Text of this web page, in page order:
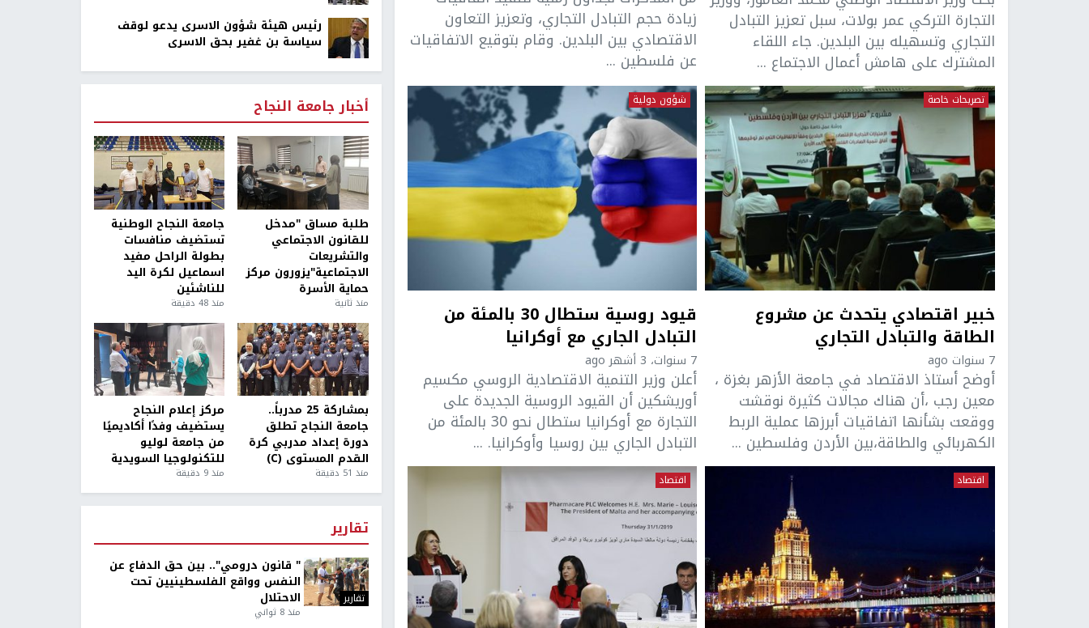
التجارة التركي عمر بولات، سبل تعزيز التبادل
التجاري وتسهيله بين البلدين. جاء اللقاء
المشترك على هامش أعمال الاجتماع ...
زيادة حجم التبادل التجاري، وتعزيز التعاون
الاقتصادي بين البلدين. وقام بتوقيع الاتفاقيات
عن فلسطين ...
تصريحات خاصة
خبير اقتصادي يتحدث عن مشروع
الطاقة والتبادل التجاري
7 سنوات ago
أوضح أستاذ الاقتصاد في جامعة الأزهر بغزة ،
معين رجب ،أن هناك مجالات كثيرة نوقشت
ووقعت بشأنها اتفاقيات أبرزها عملية الربط
الكهربائي والطاقة،بين الأردن وفلسطين ...
شؤون دولية
قيود روسية ستطال 30 بالمئة من
التبادل الجاري مع أوكرانيا
7 سنوات، 3 أشهر ago
أعلن وزير التنمية الاقتصادية الروسي مكسيم
أوريشكين أن القيود الروسية الجديدة على
التجارة مع أوكرانيا ستطال نحو 30 بالمئة من
التبادل الجاري بين روسيا وأوكرانيا. ...
اقتصاد اقتصاد
رئيس هيئة شؤون الاسرى يدعو لوقف
سياسة بن غفير بحق الاسرى
أخبار جامعة النجاح
طلبة مساق "مدخل
للقانون الاجتماعي
والتشريعات
الاجتماعية"يزورون مركز
حماية الأسرة
منذ ثانية
جامعة النجاح الوطنية
تستضيف منافسات
بطولة الراحل مفيد
اسماعيل لكرة اليد
للناشئين
منذ 48 دقيقة
بمشاركة 25 مدرباً..
جامعة النجاح تطلق
دورة إعداد مدربي كرة
القدم المستوى (C)
منذ 51 دقيقة
مركز إعلام النجاح
يستضيف وفدًا أكاديميًا
من جامعة لوليو
للتكنولوجيا السويدية
منذ 9 دقيقة
تقارير
تقارير
" قانون درومي".. بين حق الدفاع عن
النفس وواقع الفلسطينيين تحت
الاحتلال
منذ 8 ثواني